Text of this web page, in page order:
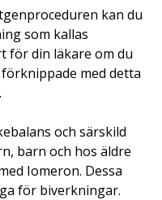
kan du
som kallas
för din läkare om du
med detta
och särskild
barn och hos äldre
Iomeron. Dessa
för biverkningar.